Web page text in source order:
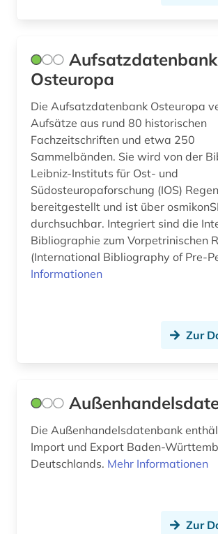
geschäftsberichte (1)
gesellschaftswissenschaften (1)
gesundheit (5)
gesundheitsberichterstattung (1)
gesundheitsindikator (4)
gesundheitsstatistik (2)
gewerbliche schutzrechte (3)
gewerblicher rechtsschutz (4)
gewerkschaften (1)
Aufsatzdatenbank
Osteuropa
Die Aufsatzdatenbank Osteuropa
Aufsätze aus rund 80 historischen
Fachzeitschriften und etwa 250
Sammelbänden. Sie wird von der
Leibniz-Instituts für Ost- und
Südosteuropaforschung (IOS)
bereitgestellt und ist über
durchsuchbar. Integriert sind die
Bibliographie zum Vorpetrinischen
(International Bibliography of Pre-
Informationen
Zur
Die Außenhandelsdatenbank
Import und Export Baden-
Deutschlands. Mehr Informationen
Zur